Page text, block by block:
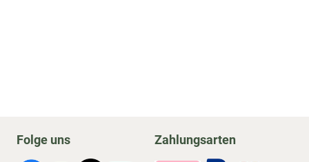
Folge uns Zahlungsarten